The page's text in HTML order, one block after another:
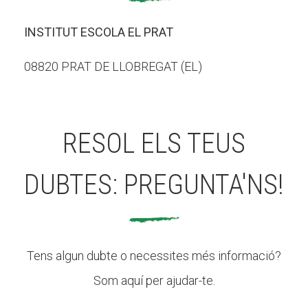
INSTITUT ESCOLA EL PRAT
08820 PRAT DE LLOBREGAT (EL)
RESOL ELS TEUS
DUBTES: PREGUNTA'NS!
Tens algun dubte o necessites més informació?
Som aquí per ajudar-te.